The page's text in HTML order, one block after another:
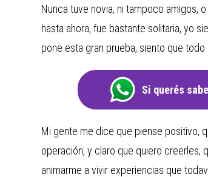
Nunca tuve novia, ni tampoco amigos,
hasta ahora, fue bastante solitaria, yo
pone esta gran prueba, siento que
Si querés
Mi gente me dice que piense positivo,
operación, y claro que quiero creerles,
animarme a vivir experiencias que